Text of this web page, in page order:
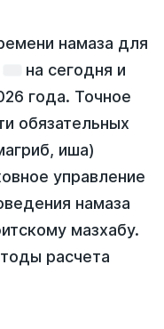
намаза для
на сегодня и
года. Точное
обязательных
иша)
управление
намаза
мазхабу.
расчета